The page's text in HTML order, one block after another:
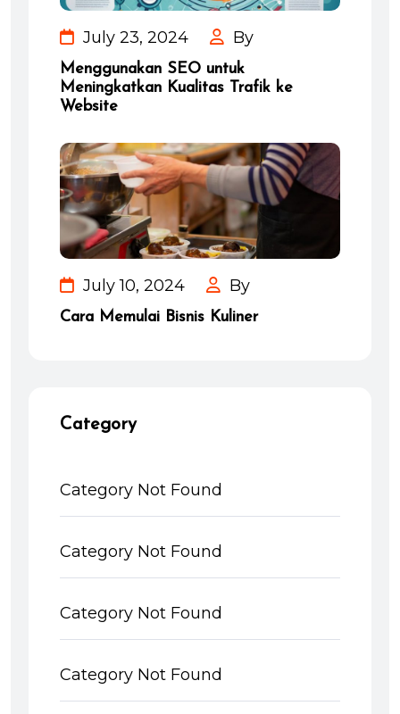
July 23, 2024 By
Menggunakan SEO untuk
Meningkatkan Kualitas Trafik ke
Website
July 10, 2024 By
Cara Memulai Bisnis Kuliner
Category
Category Not Found
Category Not Found
Category Not Found
Category Not Found